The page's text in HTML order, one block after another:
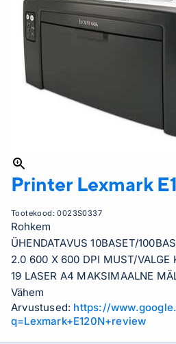
Printer Lexmark
Tootekood:0023S0337
Rohkem
ÜHENDATAVUS 10BASET/
2.0 600 X 600 DPI MUST/VALGE KIIRUS (LEHTE/MIN) A4
19 LASER A4 MAKSIMAALNE
Vähem
Arvustused: https://
q=Lexmark+E120N+review